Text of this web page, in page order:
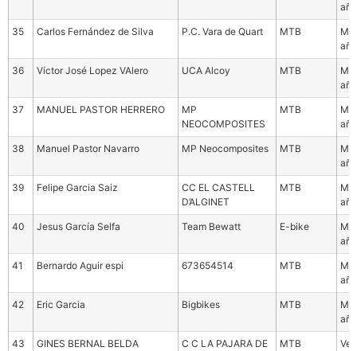
35 Carlos Fernández de Silva P.C. Vara de Quart MTB
36 Víctor José Lopez VAlero UCA Alcoy MTB
37 MANUEL PASTOR HERRERO
MP
NEOCOMPOSITES
MTB
38 Manuel Pastor Navarro MP Neocomposites MTB
39 Felipe Garcia Saiz
CC EL CASTELL
D’ALGINET
MTB
40 Jesus García Selfa Team Bewatt E-bike
41 Bernardo Aguir espi 673654514 MTB
42 Eric Garcia Bigbikes MTB
43 GINES BERNAL BELDA
C C LA PAJARA DE
MTB